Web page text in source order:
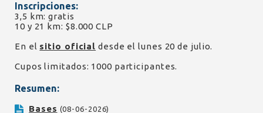
Inscripciones:
3,5 km: gratis
10 y 21 km: $8.000 CLP
En el sitio oficial desde el lunes 20 de julio.
Cupos limitados: 1000 participantes.
Resumen:
Bases (08-06-2026)